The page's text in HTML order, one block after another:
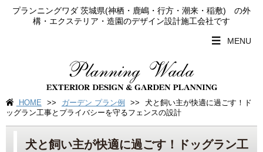
プランニングワダ 茨城県(神栖・鹿嶋・行方・潮来・稲敷) の外
構・エクステリア・造園のデザイン設計施工会社です
MENU
HOME >> ガーデン プラン例 >>
犬と飼い主が快適に過ごす！ド
ッグラン工事とプライバシーを守るフェンスの設計
犬と飼い主が快適に過ごす！ドッグラン工